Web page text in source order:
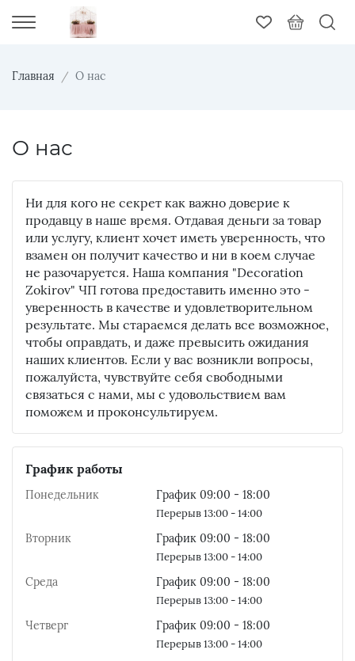
Главная О нас
О нас
Ни для кого не секрет как важно доверие к
продавцу в наше время. Отдавая деньги за товар
или услугу, клиент хочет иметь уверенность, что
взамен он получит качество и ни в коем случае
не разочаруется. Наша компания "Decoration
Zokirov" ЧП готова предоставить именно это -
уверенность в качестве и удовлетворительном
результате. Мы стараемся делать все возможное,
чтобы оправдать, и даже превысить ожидания
наших клиентов. Если у вас возникли вопросы,
пожалуйста, чувствуйте себя свободными
связаться с нами, мы с удовольствием вам
поможем и проконсультируем.
График работы
Понедельник График 09:00 - 18:00
Перерыв 13:00 - 14:00
Вторник График 09:00 - 18:00
Перерыв 13:00 - 14:00
Среда График 09:00 - 18:00
Перерыв 13:00 - 14:00
Четверг График 09:00 - 18:00
Перерыв 13:00 - 14:00